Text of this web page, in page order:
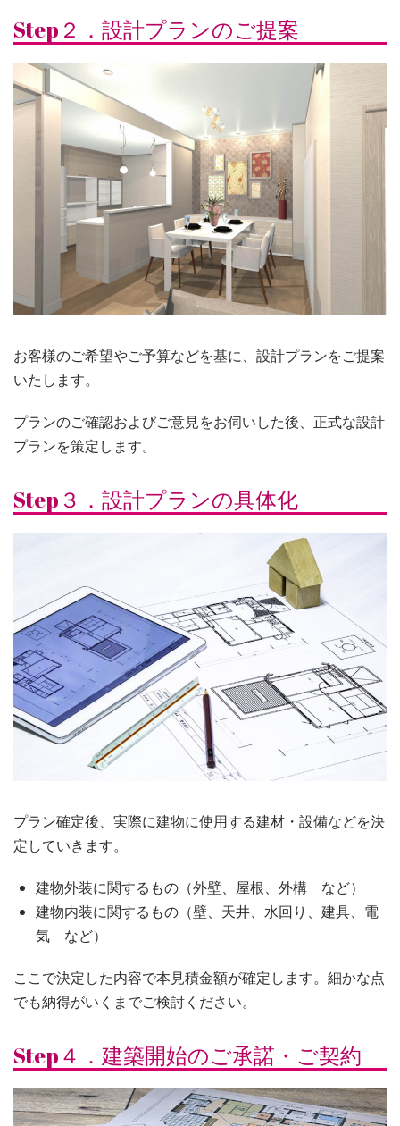
Step２．設計プランのご提案
お客様のご希望やご予算などを基に、設計プランをご提案
いたします。
プランのご確認およびご意見をお伺いした後、正式な設計
プランを策定します。
Step３．設計プランの具体化
プラン確定後、実際に建物に使用する建材・設備などを決
定していきます。
建物外装に関するもの（外壁、屋根、外構 など）
建物内装に関するもの（壁、天井、水回り、建具、電
気 など）
ここで決定した内容で本見積金額が確定します。細かな点
でも納得がいくまでご検討ください。
Step４．建築開始のご承諾・ご契約